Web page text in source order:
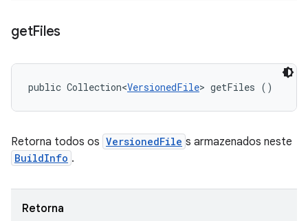
getFiles
public Collection<VersionedFile> getFiles ()
Retorna todos os VersionedFile s armazenados neste
BuildInfo .
Retorna